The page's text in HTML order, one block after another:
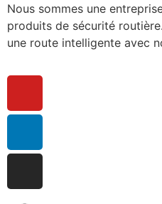
Nous sommes une
produits de sécurité
une route intelligente avec